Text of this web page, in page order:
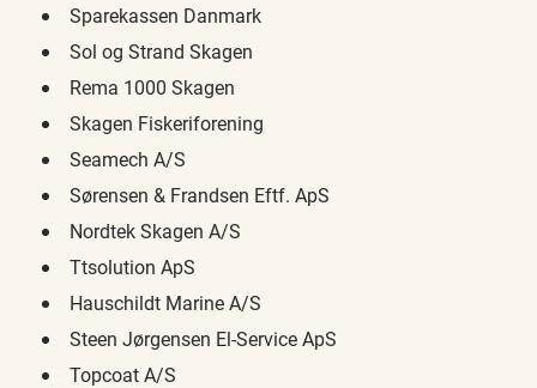
Sparekassen Danmark
Sol og Strand Skagen
Rema 1000 Skagen
Skagen Fiskeriforening
Seamech A/S
Sørensen & Frandsen Eftf. ApS
Nordtek Skagen A/S
Ttsolution ApS
Hauschildt Marine A/S
Steen Jørgensen El-Service ApS
Topcoat A/S